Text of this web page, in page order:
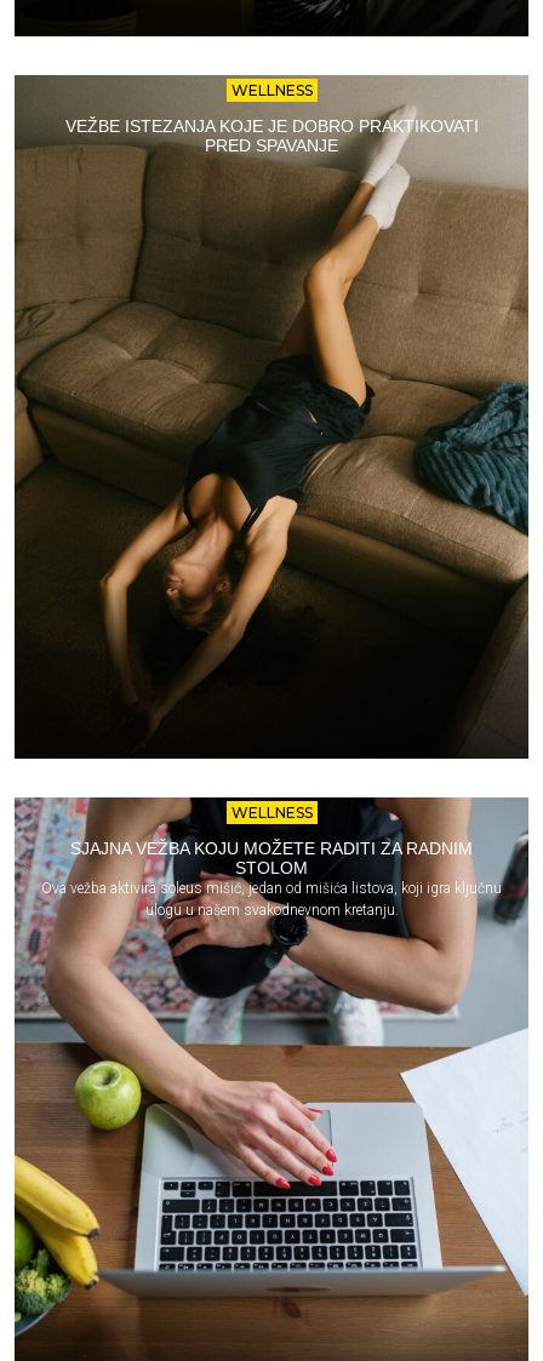
WELLNESS
VEŽBE ISTEZANJA KOJE JE DOBRO PRAKTIKOVATI
PRED SPAVANJE
WELLNESS
SJAJNA VEŽBA KOJU MOŽETE RADITI ZA RADNIM
STOLOM
Ova vežba aktivira soleus mišić, jedan od mišića listova, koji igra ključnu
ulogu u našem svakodnevnom kretanju.